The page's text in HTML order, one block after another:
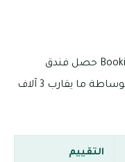
حسب تقييمات الأعضاء على موقع Booking حصل فندق
Palazzo versace dubai على تقييم 8.8 بوساطة ما يقارب 3 آلاف
التقييم